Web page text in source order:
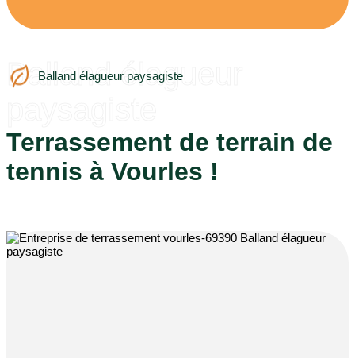
Balland élagueur paysagiste
Balland élagueur
Terrassement de terrain de
tennis à Vourles !